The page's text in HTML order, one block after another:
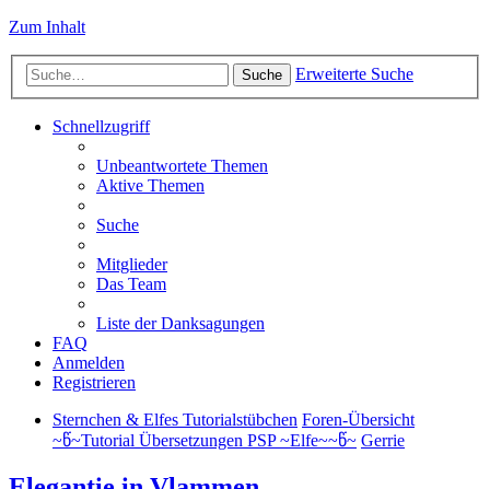
Zum Inhalt
Suche Erweiterte Suche
Schnellzugriff
Unbeantwortete Themen
Aktive Themen
Suche
Mitglieder
Das Team
Liste der Danksagungen
FAQ
Anmelden
Registrieren
Sternchen & Elfes Tutorialstübchen Foren-Übersicht
~წ~Tutorial Übersetzungen PSP ~Elfe~~წ~ Gerrie